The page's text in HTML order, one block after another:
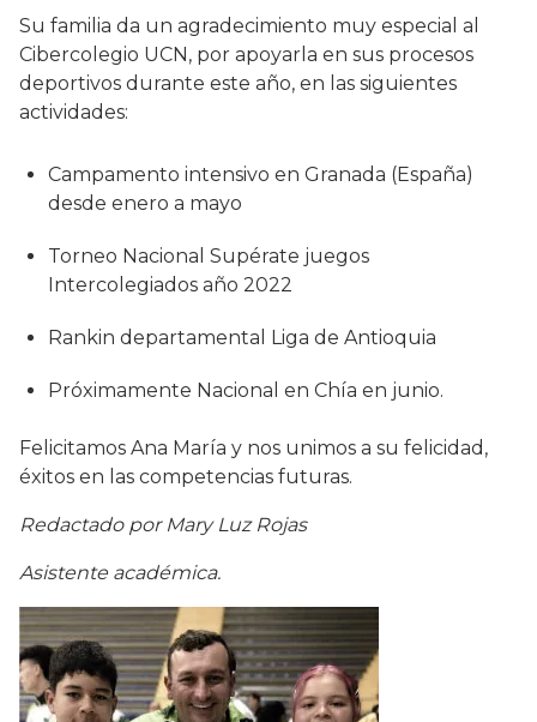
Su familia da un agradecimiento muy especial al
Cibercolegio UCN, por apoyarla en sus procesos
deportivos durante este año, en las siguientes
actividades:
Campamento intensivo en Granada (España)
desde enero a mayo
Torneo Nacional Supérate juegos
Intercolegiados año 2022
Rankin departamental Liga de Antioquia
Próximamente Nacional en Chía en junio.
Felicitamos Ana María y nos unimos a su felicidad,
éxitos en las competencias futuras.
Redactado por Mary Luz Rojas
Asistente académica.